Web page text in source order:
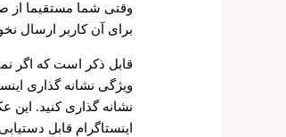
وقتی شما مستقیما از
برای آن کاربر ارسال
قابل ذکر است که اگر
ویژگی نشانه گذاری
نشانه گذاری کنید.
اینستاگرام قابل